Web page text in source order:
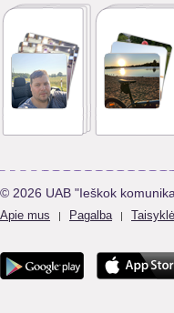
© 2026 UAB "Ieškok
Apie mus | Pagalba |